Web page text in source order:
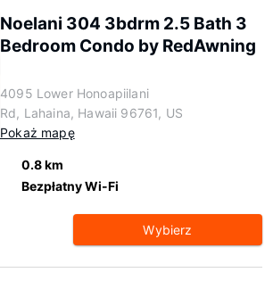
Noelani 304 3bdrm 2.5 Bath 3
Bedroom Condo by RedAwning
4095 Lower Honoapiilani
Rd, Lahaina, Hawaii 96761, US
Pokaż mapę
0.8 km
Bezpłatny Wi-Fi
Wybierz